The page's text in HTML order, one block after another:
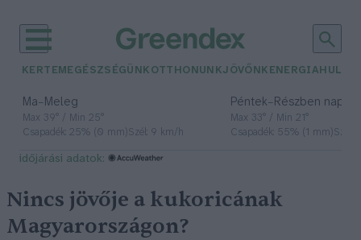
KERTEM EGÉSZSÉGÜNK OTTHONUNKJÖVŐNK ENERGIA
Ma– Meleg
Max 39° / Min 25°
Csapadék: 25% (0 mm)Szél: 9 km/h
Péntek– Részben
Max 33° / Min 21°
Csapadék: 55% (1 mm)Szél:
időjárási adatok:
Nincs jövője a kukoricának
Magyarországon?